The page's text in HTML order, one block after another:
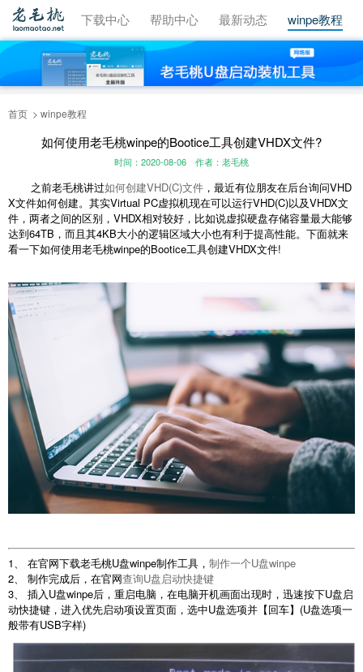
视频教程 下载中心 帮助中心 最新动态 winpe教程
首页 winpe教程
如何使用老毛桃winpe的Bootice工具创建VHDX文件?
时间：2020-08-06 作者：老毛桃
之前老毛桃讲过如何创建VHD(C)文件 ，最近有位朋友在后台询问VHD
X文件如何创建。其实Virtual PC虚拟机现在可以运行VHD(C)以及VHDX文
件，两者之间的区别，VHDX相对较好，比如说虚拟硬盘存储容量最大能够
达到64TB，而且其4KB大小的逻辑区域大小也有利于提高性能。下面就来
看一下如何使用老毛桃winpe的Bootice工具创建VHDX文件!
1、 在官网下载老毛桃U盘winpe制作工具， 制作一个U盘winpe
2、 制作完成后，在官网查询U盘启动快捷键
3、 插入U盘winpe后，重启电脑，在电脑开机画面出现时，迅速按下U盘启
动快捷键，进入优先启动项设置页面，选中U盘选项并【回车】(U盘选项一
般带有USB字样)